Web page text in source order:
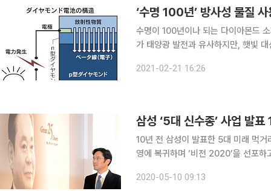
‘수명 100년’ 방사성 물질
수명이 100년이나 되는 다이아몬드 소재 신형 전
가 태양광 발전과 유사하지만, 햇빛
사람 손이 닿지 않는 곳에서 유효한
2021-02-21 16:26
삼성 ‘5대 신수종’ 사업 발
10년 전 삼성이 발표한 5대 미래 먹
영에 복귀하며 ‘비전 2020’을 선포하고 5대
종’ 사업을 선정해 발표한 지 이달 11
2020-05-10 09:13